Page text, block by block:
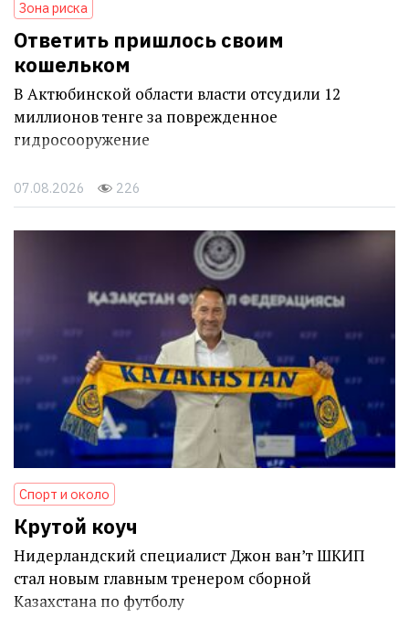
Зона риска
Ответить пришлось своим
кошельком
В Актюбинской области власти отсудили 12
миллионов тенге за поврежденное
гидросооружение
07.08.2026 226
Спорт и около
Крутой коуч
Нидерландский специалист Джон ван’т ШКИП
стал новым главным тренером сборной
Казахстана по футболу